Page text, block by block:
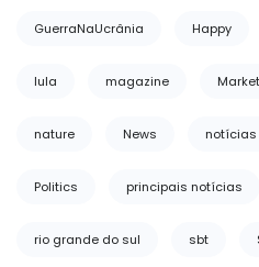
GuerraNaUcrânia Happy
lula magazine Market
nature News notícias
Politics principais notícias
rio grande do sul sbt